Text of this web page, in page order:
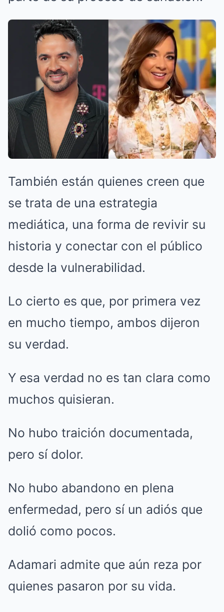
También están quienes creen que
se trata de una estrategia
mediática, una forma de revivir su
historia y conectar con el público
desde la vulnerabilidad.
Lo cierto es que, por primera vez
en mucho tiempo, ambos dijeron
su verdad.
Y esa verdad no es tan clara como
muchos quisieran.
No hubo traición documentada,
pero sí dolor.
No hubo abandono en plena
enfermedad, pero sí un adiós que
dolió como pocos.
Adamari admite que aún reza por
quienes pasaron por su vida.